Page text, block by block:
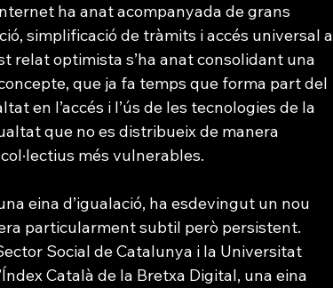
ha anat acompanyada de grans
simplificació de tràmits i accés universal a
relat optimista s’ha anat consolidant una
que ja fa temps que forma part del
en l’accés i l’ús de les tecnologies de la
que no es distribueix de manera
més vulnerables.
eina d’igualació, ha esdevingut un nou
particularment subtil però persistent.
Social de Catalunya i la Universitat
Català de la Bretxa Digital, una eina